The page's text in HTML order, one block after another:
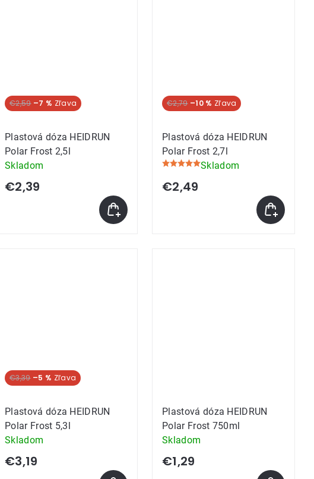
€2,59 –7 %
Plastová dóza HEIDRUN
Polar Frost 2,5l
Skladom
€2,39
€2,79 –10 %
Plastová dóza HEIDRUN
Polar Frost 2,7l
Priemerné
hodnotenie
Skladom
€2,49
€3,39 –5 %
Plastová dóza HEIDRUN
Polar Frost 5,3l
Skladom
€3,19
Plastová dóza HEIDRUN
Polar Frost 750ml
Skladom
€1,29